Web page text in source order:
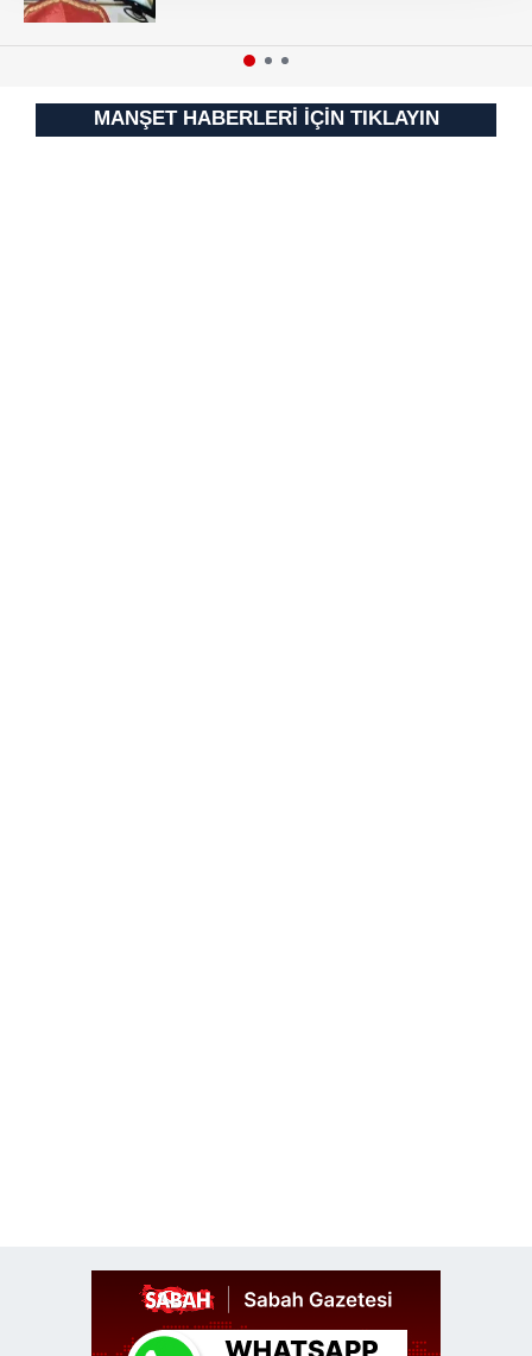
takdirde, kullanıcılara hedefli reklamlar
gösterilmeyecektir."
Sizlere daha iyi bir hizmet sunabilmek için İnternet
Sitemizde kendimize ve üçüncü kişilere ait çerezler
MANŞET HABERLERİ İÇİN TIKLAYIN